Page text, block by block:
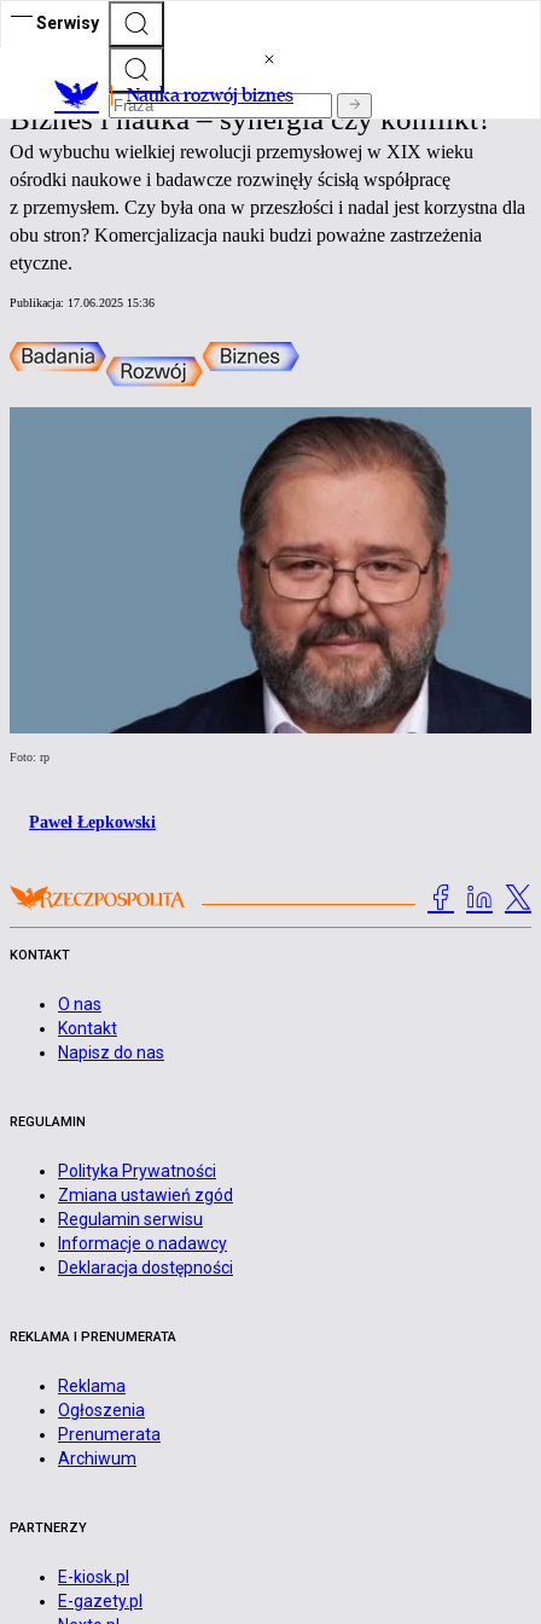
Serwisy
Nauka rozwój biznes
Nauka rozwój biznes
Biznes i nauka – synergia czy konflikt?
Od wybuchu wielkiej rewolucji przemysłowej w XIX wieku
ośrodki naukowe i badawcze rozwinęły ścisłą współpracę
z przemysłem. Czy była ona w przeszłości i nadal jest korzystna dla
obu stron? Komercjalizacja nauki budzi poważne zastrzeżenia
etyczne.
Publikacja: 17.06.2025 15:36
Foto: rp
Paweł Łepkowski
KONTAKT
O nas
Kontakt
Napisz do nas
REGULAMIN
Polityka Prywatności
Zmiana ustawień zgód
Regulamin serwisu
Informacje o nadawcy
Deklaracja dostępności
REKLAMA I PRENUMERATA
Reklama
Ogłoszenia
Prenumerata
Archiwum
PARTNERZY
E-kiosk.pl
E-gazety.pl